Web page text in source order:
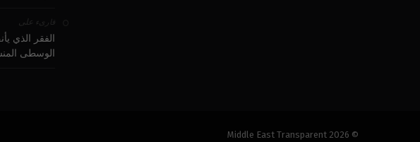
قارىء على
الفقر الذي
الوسطى
© 2026 Middle East Transparent